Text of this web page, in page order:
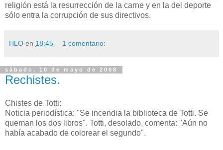
religión está la resurrección de la carne y en la del deporte
sólo entra la corrupción de sus directivos.
HLO en 18:45 1 comentario:
sábado, 10 de mayo de 2008
Rechistes.
Chistes de Totti:
Noticia periodística: "Se incendia la biblioteca de Totti. Se
queman los dos libros". Totti, desolado, comenta: "Aún no
había acabado de colorear el segundo".